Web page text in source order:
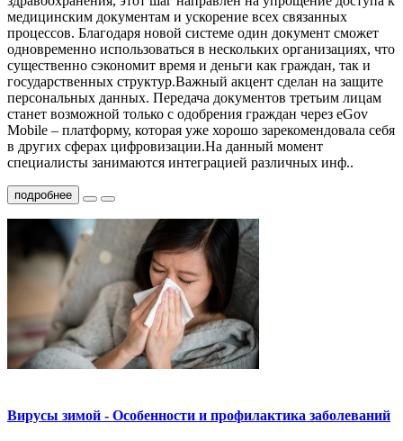
медицинским документам и ускорение всех связанных
процессов. Благодаря новой системе один документ сможет
одновременно использоваться в нескольких организациях, что
существенно сэкономит время и деньги как граждан, так и
государственных структур.Важный акцент сделан на защите
персональных данных. Передача документов третьим лицам
станет возможной только с одобрения граждан через eGov
Mobile – платформу, которая уже хорошо зарекомендовала себя
в других сферах цифровизации.На данный момент
специалисты занимаются интеграцией различных инф..
подробнее
Вирусы зимой - Особенности и профилактика заболеваний